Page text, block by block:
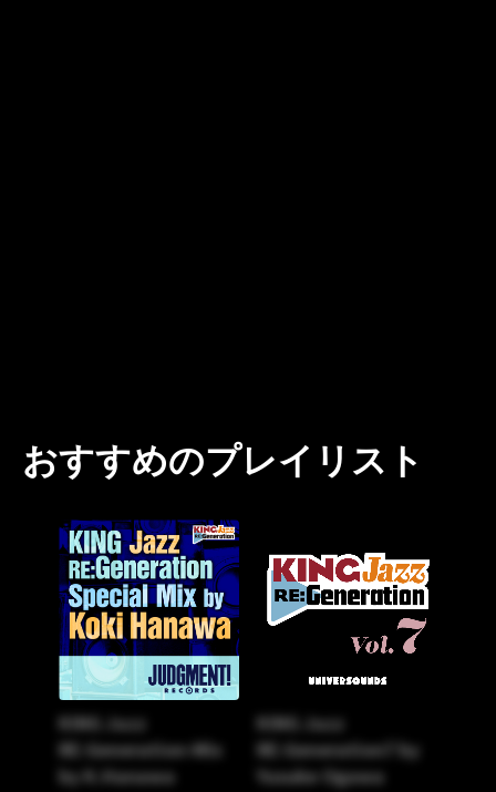
おすすめのプレイリスト
KING Jazz
RE:Generation-Mix
by K.Hanawa
KING Jazz
RE:Generation7 by
Yusuke Ogawa